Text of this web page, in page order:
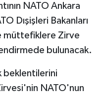
NATO Ankara
Dışişleri Bakanları
müttefiklere Zirve
bulunacak.
beklentilerini
NATO'nun